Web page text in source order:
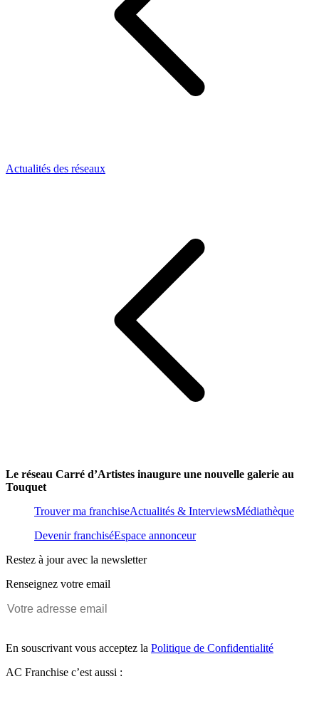
Actualités des réseaux
Le réseau Carré d’Artistes inaugure une nouvelle galerie au
Touquet
Trouver ma franchiseActualités & InterviewsMédiathèque
Devenir franchiséEspace annonceur
Restez à jour avec la newsletter
Renseignez votre email
En souscrivant vous acceptez la Politique de Confidentialité
AC Franchise c’est aussi :